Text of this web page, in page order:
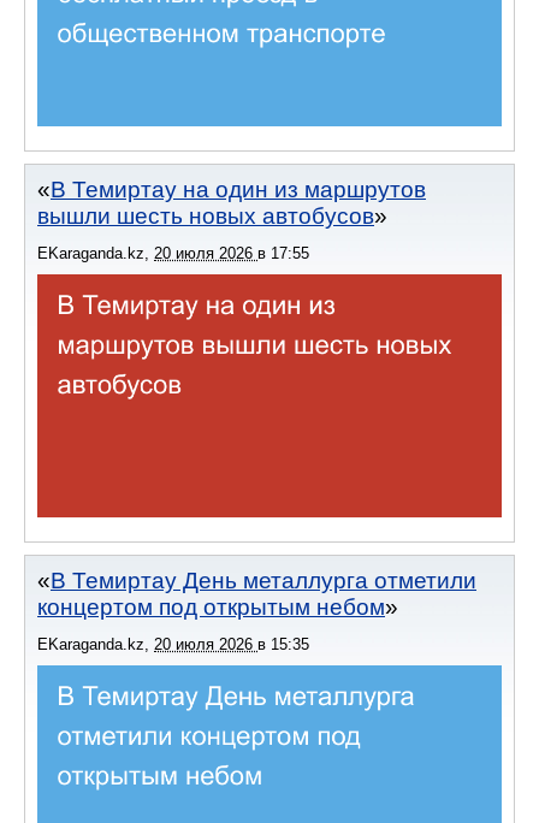
В Темиртау на один из маршрутов
вышли шесть новых автобусов
EKaraganda.kz 20 июля 2026 в 17:55
В Темиртау День металлурга отметили
концертом под открытым небом
EKaraganda.kz 20 июля 2026 в 15:35